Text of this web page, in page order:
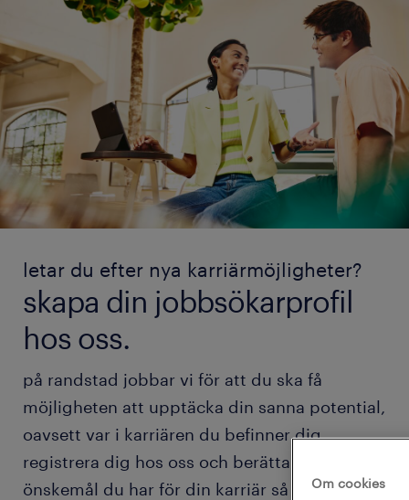
letar du efter nya karriärmöjligheter?
skapa din jobbsökarprofil
hos oss.
på randstad jobbar vi för att du ska få
möjligheten att upptäcka din sanna potential,
oavsett var i karriären du befinner dig.
registrera dig hos oss och berätta vilka
önskemål du har för din karriär så hör vi av
Om cookies